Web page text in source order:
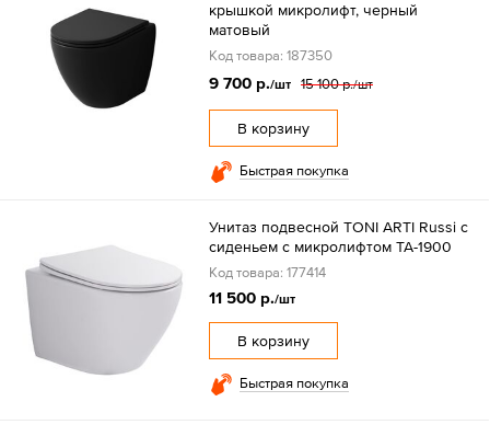
крышкой микролифт, черный
матовый
Код товара: 187350
9 700 р./шт 15 100 р./шт
В корзину
Быстрая покупка
Унитаз подвесной TONI ARTI Russi с
сиденьем с микролифтом TA-1900
Код товара: 177414
11 500 р./шт
В корзину
Быстрая покупка